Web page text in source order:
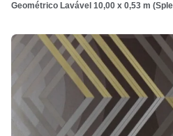
Geométrico Lavável 10,00 x 0,53 m